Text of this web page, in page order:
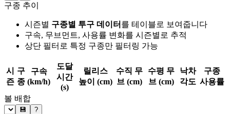
구종 추이
시즌별 구종별 투구 데이터 를 테이블로 보여줍니다
구속, 무브먼트, 사용률 변화를 시즌별로 추적
상단 필터로 특정 구종만 필터링 가능
시
즌
구
종
구속
(km/h)
도달
시간
(s)
릴리스
높이 (cm)
수직 무
브 (cm)
수평 무
브 (cm)
낙차
각도
구종
사용률
볼 배합
💾 ?